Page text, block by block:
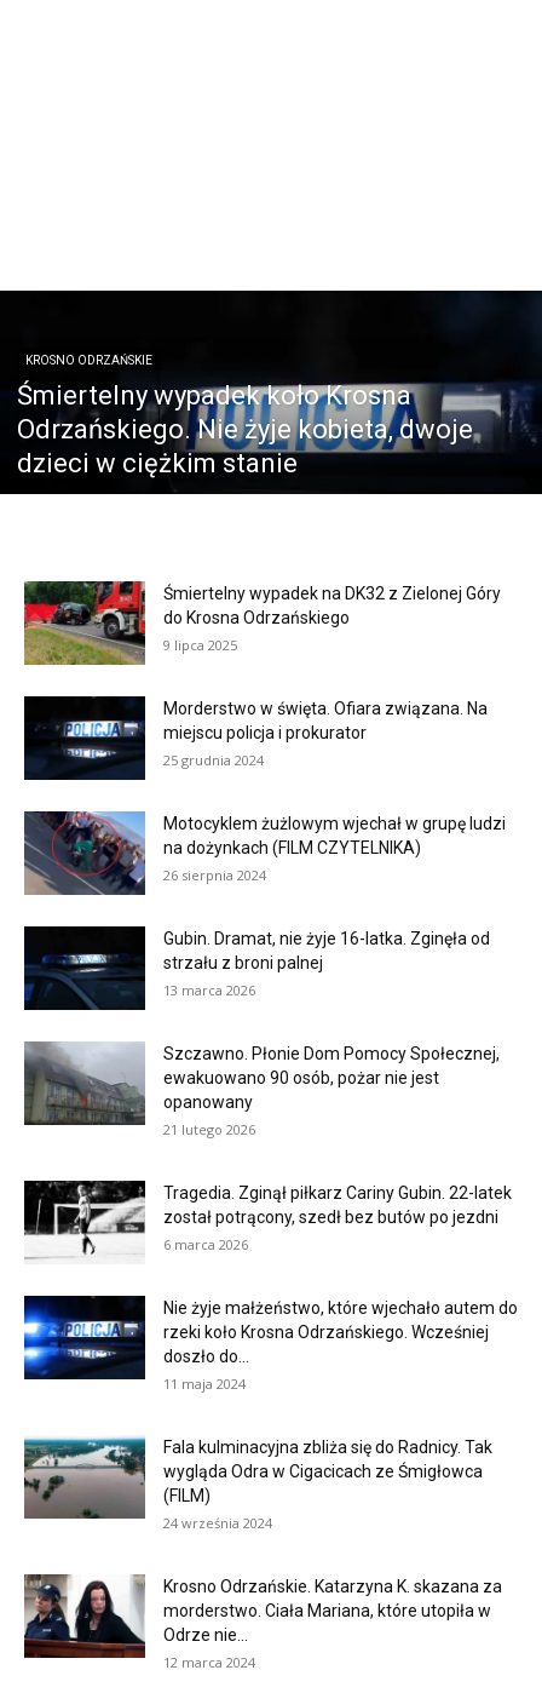
KROSNO ODRZAŃSKIE
Śmiertelny wypadek koło Krosna
Odrzańskiego. Nie żyje kobieta, dwoje
dzieci w ciężkim stanie
Śmiertelny wypadek na DK32 z Zielonej Góry
do Krosna Odrzańskiego
9 lipca 2025
Morderstwo w święta. Ofiara związana. Na
miejscu policja i prokurator
25 grudnia 2024
Motocyklem żużlowym wjechał w grupę ludzi
na dożynkach (FILM CZYTELNIKA)
26 sierpnia 2024
Gubin. Dramat, nie żyje 16-latka. Zginęła od
strzału z broni palnej
13 marca 2026
Szczawno. Płonie Dom Pomocy Społecznej,
ewakuowano 90 osób, pożar nie jest
opanowany
21 lutego 2026
Tragedia. Zginął piłkarz Cariny Gubin. 22-latek
został potrącony, szedł bez butów po jezdni
6 marca 2026
Nie żyje małżeństwo, które wjechało autem do
rzeki koło Krosna Odrzańskiego. Wcześniej
doszło do...
11 maja 2024
Fala kulminacyjna zbliża się do Radnicy. Tak
wygląda Odra w Cigacicach ze Śmigłowca
(FILM)
24 września 2024
Krosno Odrzańskie. Katarzyna K. skazana za
morderstwo. Ciała Mariana, które utopiła w
Odrze nie...
12 marca 2024